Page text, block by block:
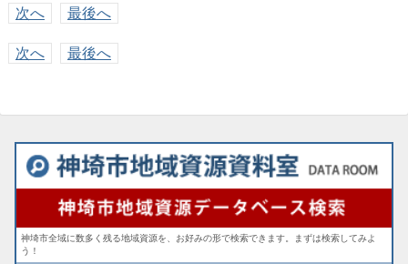
次へ
最後へ
次へ 最後へ
神埼市全域に数多く残る地域資源を、お好みの形で検索できます。まずは検索してみよ
う！